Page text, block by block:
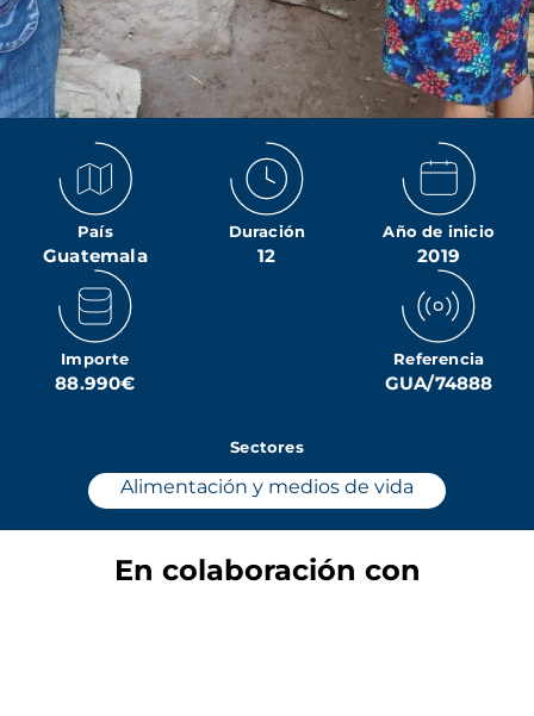
País
Guatemala
Duración
12
Año de inicio
2019
Importe
88.990€
Referencia
GUA/74888
Sectores
Alimentación y medios de vida
En colaboración con